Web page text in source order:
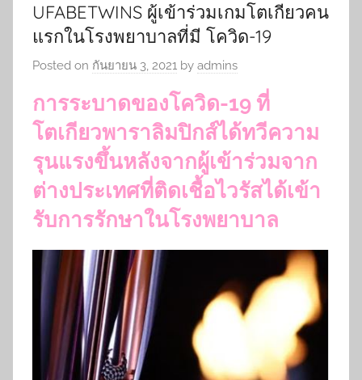
UFABETWINS ผู้เข้าร่วมเกมโตเกียวคน
แรกในโรงพยาบาลที่มี โควิด-19
Posted on กันยายน 3, 2021 by admins
การระบาดของโควิด-19 ที่
โตเกียวพาราลิมปิกส์ได้ทวีความ
รุนแรงขึ้นหลังจากผู้เข้าร่วมจาก
ต่างประเทศที่ติดเชื้อไวรัสได้เข้า
รับการรักษาในโรงพยาบาล